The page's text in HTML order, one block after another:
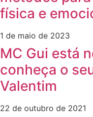
física e
1 de maio de 2023
MC Gui está
conheça o
Valentim
22 de outubro de 2021